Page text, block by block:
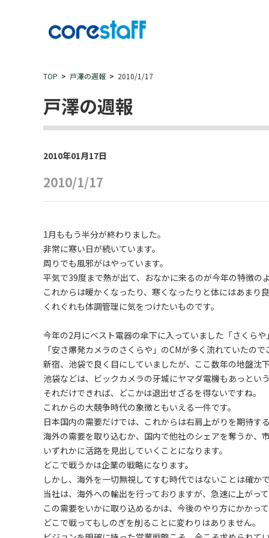
TOP 戸澤の週報 2010/1/17
戸澤の週報
2010年01月17日
2010/1/17
1月ももう半分が終わりました。
非常に寒い日が続いています。
周りでも風邪がはやっています。
平気で39度まで熱が出て、おなかに来るのが今年の特徴の
これからは暖かくなったり、寒くなったりと体にはあまり
くれぐれも体調管理に気をつけたいものです。
今年の2月にベスト電器の傘下に入っていました「さくら
「安さ爆発カメラのさくらや」のCMが多く流れていたの
新宿、池袋で良く目にしていましたが、ここ数年の地盤沈
池袋などは、ビックカメラの牙城にヤマダ電機もあっとい
それだけできれば、どこかは退出せざるを得ないですね。
これからの大競争時代の象徴ともいえる一件です。
日本国内の需要だけでは、これからは右肩上がりを期待す
海外の需要を取り込むか、国内で他社のシェアを奪うか、
いずれかに活路を見出していくことになります。
どこで戦うかは企業の戦略になります。
しかし、海外を一切無視してすむ時代ではないことは確か
当社は、海外への輸出を行っておりますが、急速に上がっ
この需要をいかに取り込めるかは、今後のやり方にかかっ
どこで戦ってもしのぎを削ることに変わりはありません。